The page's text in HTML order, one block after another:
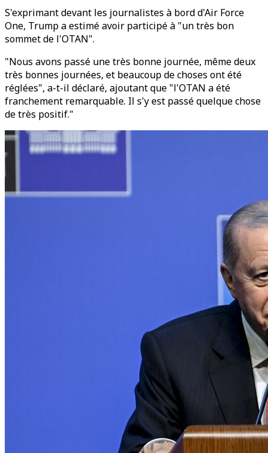
S'exprimant devant les journalistes à bord d'Air Force
One, Trump a estimé avoir participé à "un très bon
sommet de l'OTAN".
"Nous avons passé une très bonne journée, même deux
très bonnes journées, et beaucoup de choses ont été
réglées", a-t-il déclaré, ajoutant que "l'OTAN a été
franchement remarquable. Il s'y est passé quelque chose
de très positif."